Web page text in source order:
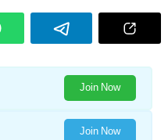
Join Now
Join Now